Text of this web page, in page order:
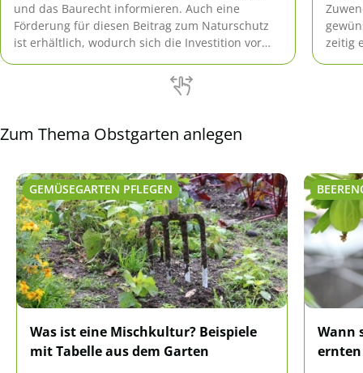
und das Baurecht informieren. Auch eine
Förderung für diesen Beitrag zum Naturschutz
ist erhältlich, wodurch sich die Investition vor
zeitig
Zum Thema Obstgarten anlegen
GEMÜSEGARTEN PFLEGEN
Was ist eine Mischkultur? Beispiele
mit Tabelle aus dem Garten
Wann
ernten